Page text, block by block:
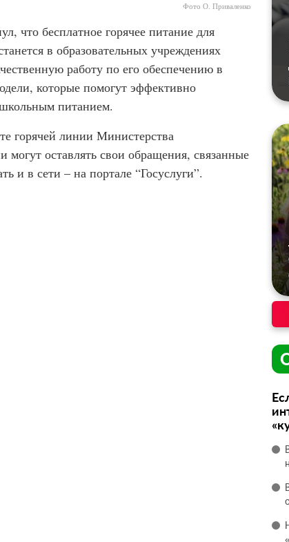
Фото О. Приваленко
что бесплатное горячее питание для
в образовательных учреждениях
работу по его обеспечению в
которые помогут эффективно
питанием.
горячей линии Министерства
оставлять свои обращения, связанные
и в сети – на портале “Госуслуги”.